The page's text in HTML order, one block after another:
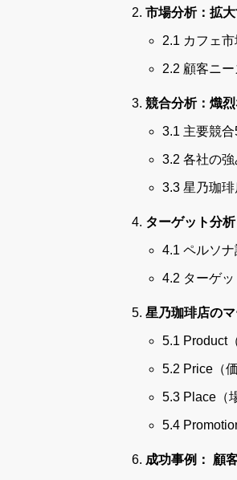
市場分析：拡
2.1 カフェ
2.2 顧客ニ
競合分析：熾
3.1 主要競
3.2 各社の
3.3 星乃珈
ターゲット分
4.1 ペルソ
4.2 ターゲ
星乃珈琲店の
5.1 Product
5.2 Price（
5.3 Place（
5.4
成功事例： 顧